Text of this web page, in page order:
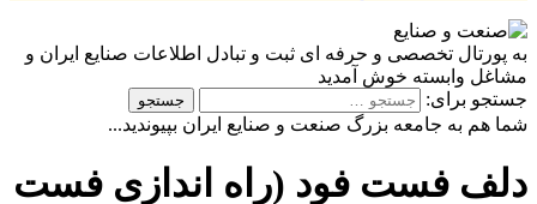
به پورتال تخصصی و حرفه ای ثبت و تبادل اطلاعات صنایع ایران و
مشاغل وابسته خوش آمدید
جستجو برای:
شما هم به جامعه بزرگ صنعت و صنایع ایران بپیوندید...
دلف فست فود (راه اندازی فست